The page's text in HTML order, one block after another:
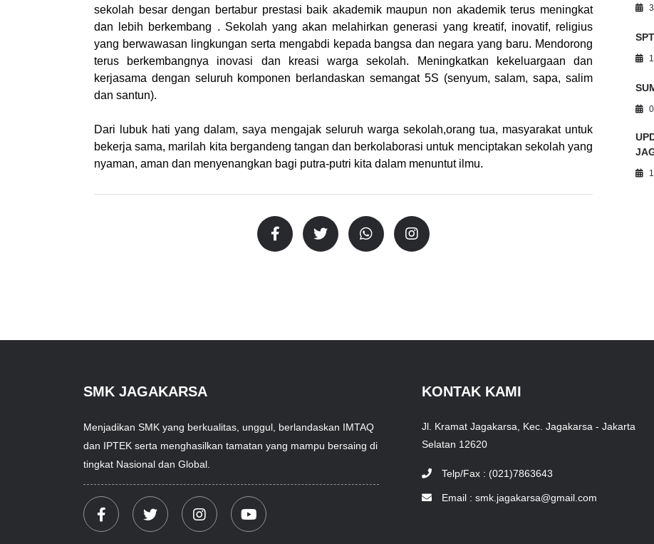
sekolah besar dengan bertabur prestasi baik akademik maupun non akademik terus meningkat
dan lebih berkembang . Sekolah yang akan melahirkan generasi yang kreatif, inovatif, religius
yang berwawasan lingkungan serta mengabdi kepada bangsa dan negara yang baru. Mendorong
terus berkembangnya inovasi dan kreasi warga sekolah. Meningkatkan kekeluargaan dan
kerjasama dengan seluruh komponen berlandaskan semangat 5S (senyum, salam, sapa, salim
dan santun).
Dari lubuk hati yang dalam, saya mengajak seluruh warga sekolah,orang tua, masyarakat untuk
bekerja sama, marilah kita bergandeng tangan dan berkolaborasi untuk menciptakan sekolah yang
nyaman, aman dan menyenangkan bagi putra-putri kita dalam menuntut ilmu.
SMK JAGAKARSA
Menjadikan SMK yang berkualitas, unggul, berlandaskan IMTAQ
dan IPTEK serta menghasilkan tamatan yang mampu bersaing di
tingkat Nasional dan Global.
KONTAK KAMI
Jl. Kramat Jagakarsa, Kec. Jagakarsa - Jakarta
Selatan 12620
Telp/Fax : (021)7863643
Email : smk.jagakarsa@gmail.com